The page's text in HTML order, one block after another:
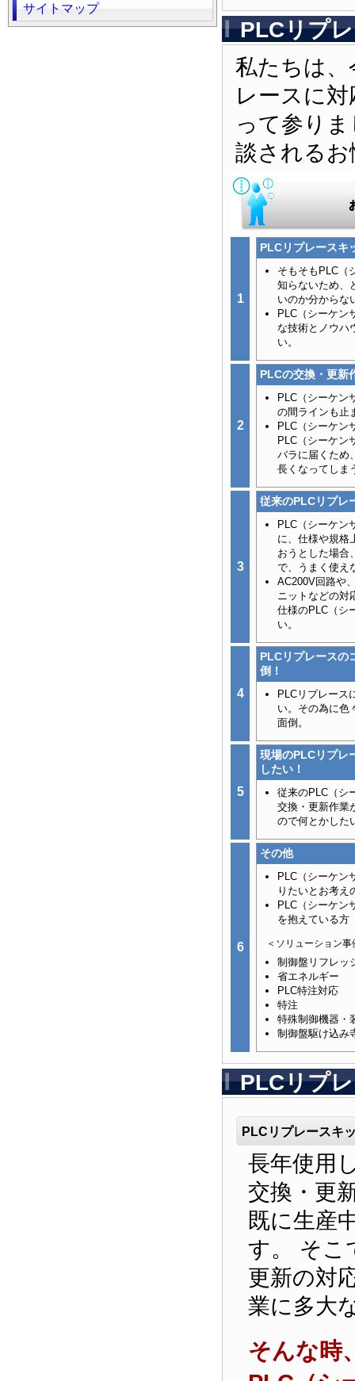
サイトマップ
PLCリプ
私たちは
レースに
って参り
談される
1
PLCリプレースキ
そもそもPLC（
知らないため、
いのか分からな
PLC（シーケン
な技術とノウハ
い。
2
PLCの交換・更新
PLC（シーケン
の間ラインも止
PLC（シーケン
PLC（シーケン
バラに届くため
長くなってしま
3
従来のPLCリプレ
PLC（シーケン
に、仕様や規格
おうとした場合
で、うまく使え
AC200V回路や
ニットなどの対
仕様のPLC（シ
い。
4
PLCリプレースの
倒！
PLCリプレース
い。その為に色
面倒。
5
現場のPLCリプレ
したい！
従来のPLC（シ
交換・更新作業
ので何とかした
6
その他
PLC（シーケン
りたいとお考え
PLC（シーケン
を抱えている方
＜ソリューション事
制御盤リフレッ
省エネルギー
PLC特注対応
特注
特殊制御機器・
制御盤駆け込み
PLCリプ
PLCリプレースキ
長年使用
交換・更
既に生産
す。 そこ
更新の対
業に多大
そんな時